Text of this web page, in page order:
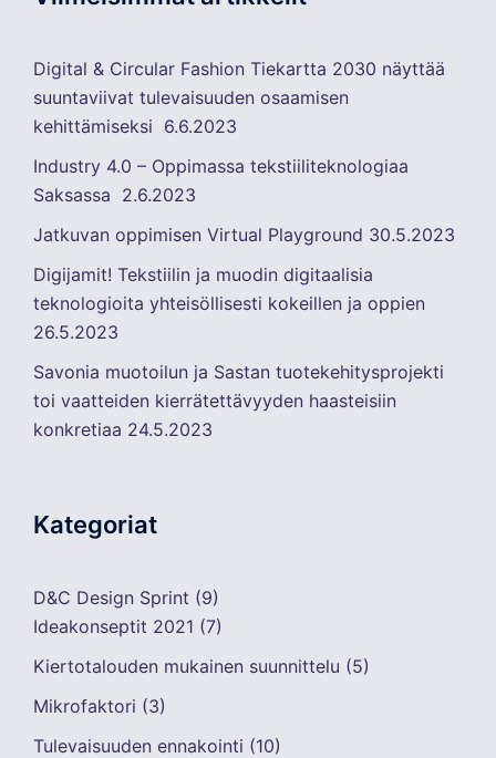
Digital & Circular Fashion Tiekartta 2030 näyttää
suuntaviivat tulevaisuuden osaamisen
kehittämiseksi 6.6.2023
Industry 4.0 – Oppimassa tekstiiliteknologiaa
Saksassa 2.6.2023
Jatkuvan oppimisen Virtual Playground 30.5.2023
Digijamit! Tekstiilin ja muodin digitaalisia
teknologioita yhteisöllisesti kokeillen ja oppien
26.5.2023
Savonia muotoilun ja Sastan tuotekehitysprojekti
toi vaatteiden kierrätettävyyden haasteisiin
konkretiaa 24.5.2023
Kategoriat
D&C Design Sprint (9)
Ideakonseptit 2021 (7)
Kiertotalouden mukainen suunnittelu (5)
Mikrofaktori (3)
Tulevaisuuden ennakointi (10)